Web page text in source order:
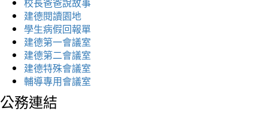
建德閱讀園地
學生病假回報單
建德第一會議室
建德第二會議室
建德特殊會議室
輔導專用會議室
公務連結